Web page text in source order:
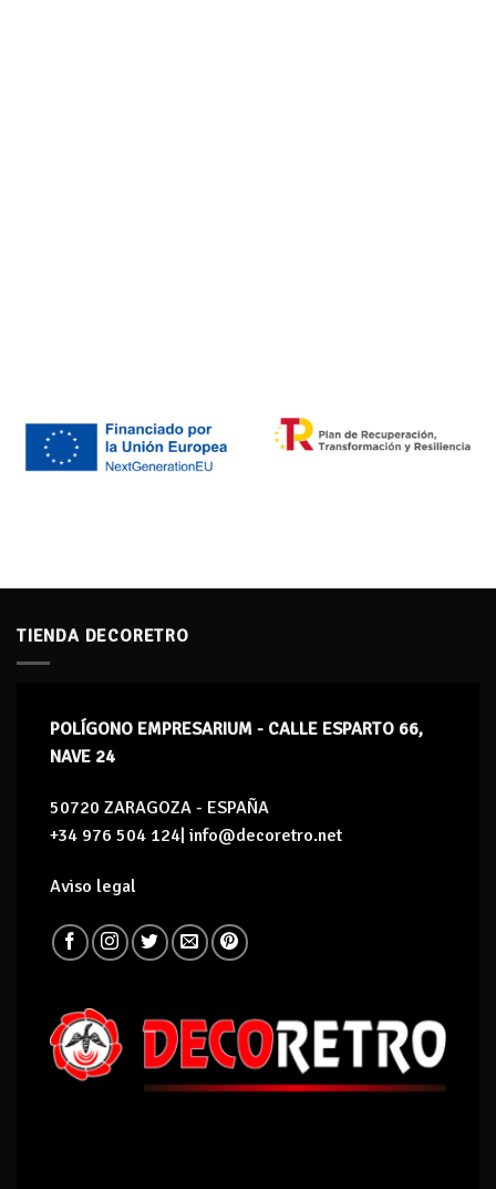
TIENDA DECORETRO
POLÍGONO EMPRESARIUM - CALLE ESPARTO 66,
NAVE 24
50720 ZARAGOZA - ESPAÑA
+34 976 504 124| info@decoretro.net
Aviso legal